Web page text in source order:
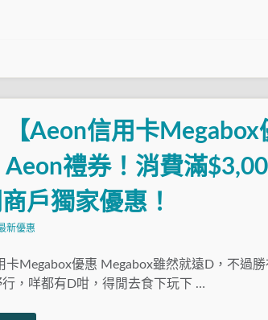
【Aeon信用卡
Aeon禮券！消費滿
戶獨家優惠！
新優惠
卡Megabox優惠 Megabox雖然就遠D，不過勝
行，咩都有D咁，得閒去食下玩下 …